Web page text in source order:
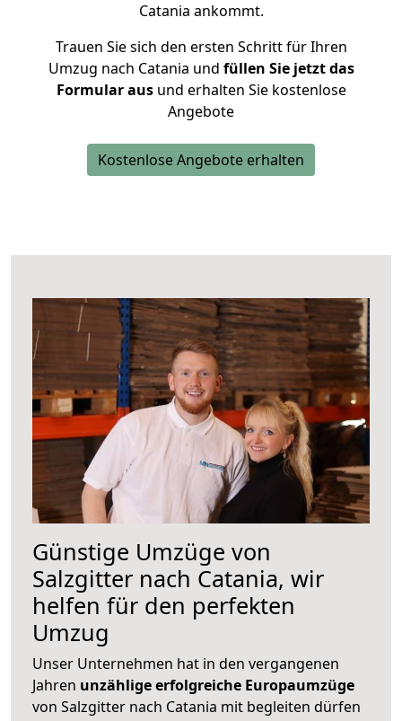
Catania ankommt.
Trauen Sie sich den ersten Schritt für Ihren
Umzug nach Catania und füllen Sie jetzt das
Formular ausund erhalten Sie kostenlose
Angebote
Kostenlose Angebote erhalten
Günstige Umzüge von
Salzgitter nach Catania, wir
helfen für den perfekten
Umzug
Unser Unternehmen hat in den vergangenen
Jahren unzählige erfolgreiche Europaumzüge
von Salzgitter nach Catania mit begleiten dürfen